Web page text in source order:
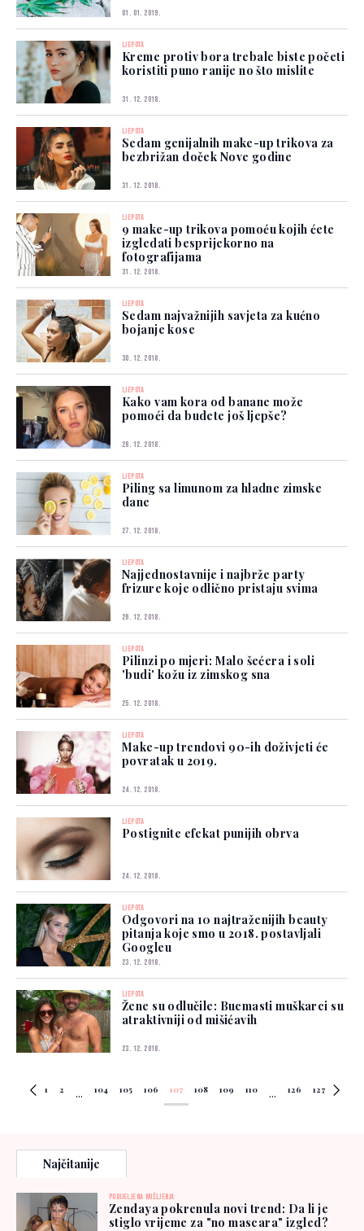
01. 01. 2019.
LJEPOTA
Kreme protiv bora trebale biste početi
koristiti puno ranije no što mislite
31. 12. 2018.
LJEPOTA
Sedam genijalnih make-up trikova za
bezbrižan doček Nove godine
31. 12. 2018.
LJEPOTA
9 make-up trikova pomoću kojih ćete
izgledati besprijekorno na
fotografijama
31. 12. 2018.
LJEPOTA
Sedam najvažnijih savjeta za kućno
bojanje kose
30. 12. 2018.
LJEPOTA
Kako vam kora od banane može
pomoći da budete još ljepše?
28. 12. 2018.
LJEPOTA
Piling sa limunom za hladne zimske
dane
27. 12. 2018.
LJEPOTA
Najjednostavnije i najbrže party
frizure koje odlično pristaju svima
26. 12. 2018.
LJEPOTA
Pilinzi po mjeri: Malo šećera i soli
'budi' kožu iz zimskog sna
25. 12. 2018.
LJEPOTA
Make-up trendovi 90-ih doživjeti će
povratak u 2019.
24. 12. 2018.
LJEPOTA
Postignite efekat punijih obrva
24. 12. 2018.
LJEPOTA
Odgovori na 10 najtraženijih beauty
pitanja koje smo u 2018. postavljali
Googleu
23. 12. 2018.
LJEPOTA
Žene su odlučile: Bucmasti muškarci su
atraktivniji od mišićavih
23. 12. 2018.
1 2 ... 104 105 106 107 108 109 110 ... 126 127
Najčitanije
PODIJELJENA MIŠLJENJA
Zendaya pokrenula novi trend: Da li je
stiglo vrijeme za "no mascara" izgled?